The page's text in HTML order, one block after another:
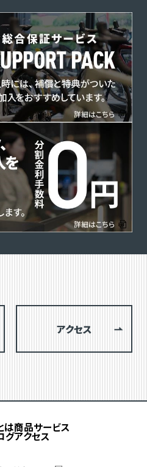
アクセス
は商品サービス
グアクセス